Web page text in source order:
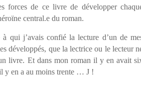
forces de ce livre de développer
central.e du roman.
à qui j’avais confié la lecture d’un de
développés, que la lectrice ou le lecteur
livre. Et dans mon roman il y en avait
y en a au moins trente … J !